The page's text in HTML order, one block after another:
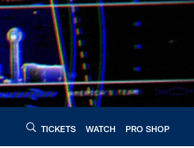
TICKETS WATCH PRO SHOP